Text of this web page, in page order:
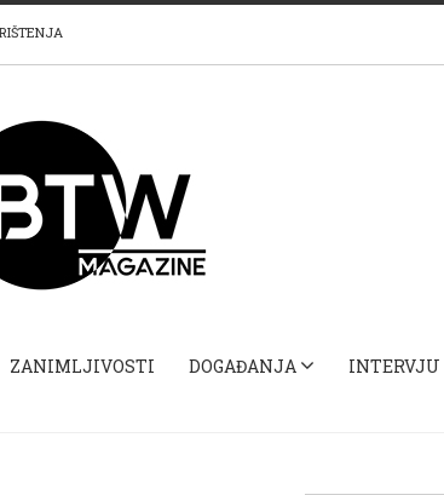
ZANIMLJIVOSTI DOGAĐANJA INTERVJU